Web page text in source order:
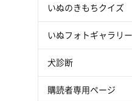
いぬのきもちクイズ
いぬフォトギャラリー
犬診断
購読者専用ページ